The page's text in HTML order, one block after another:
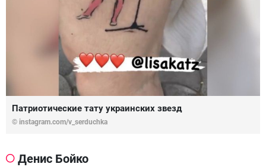
Патриотические тату украинских звезд
© instagram.com/v_serduchka
Денис Бойко